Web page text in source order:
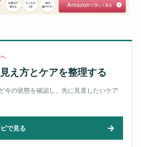
え方とケアを整理する
今の状態を確認し、先に見直したいケア
で見る →